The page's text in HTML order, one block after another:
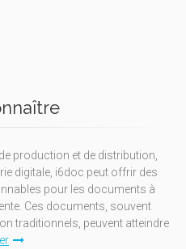
production et de distribution,
digitale, i6doc peut offrir des
pour les documents à
Ces documents, souvent
traditionnels, peuvent atteindre